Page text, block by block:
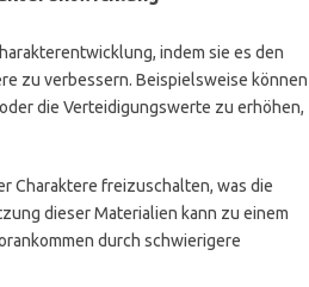
indem sie es den
zu verbessern. Beispielsweise können
die Verteidigungswerte zu erhöhen,
Charaktere freizuschalten, was die
dieser Materialien kann zu einem
durch schwierigere